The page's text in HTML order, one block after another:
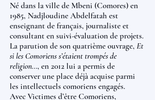
Né dans la ville de Mbeni (Comores) en
1985, Nadjloudine Abdelfatah est
enseignant de français, journaliste et
consultant en suivi-évaluation de projets.
La parution de son quatrième ouvrage, Et
si les Comoriens s’étaient trompés de
religion…, en 2012 lui a permis de
conserver une place déjà acquise parmi
les intellectuels comoriens engagés.
Avec Victimes d’être Comoriens,